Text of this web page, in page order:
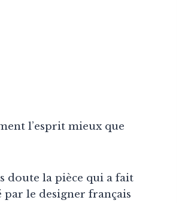
l’esprit mieux que
doute la pièce qui a fait
par le designer français